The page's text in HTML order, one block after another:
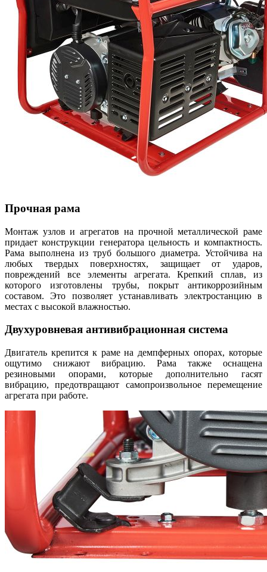
Прочная рама
Монтаж узлов и агрегатов на прочной металлической раме
придает конструкции генератора цельность и компактность.
Рама выполнена из труб большого диаметра. Устойчива на
любых твердых поверхностях, защищает от ударов,
повреждений все элементы агрегата. Крепкий сплав, из
которого изготовлены трубы, покрыт антикоррозийным
составом. Это позволяет устанавливать электростанцию в
местах с высокой влажностью.
Двухуровневая антивибрационная система
Двигатель крепится к раме на демпферных опорах, которые
ощутимо снижают вибрацию. Рама также оснащена
резиновыми опорами, которые дополнительно гасят
вибрацию, предотвращают самопроизвольное перемещение
агрегата при работе.